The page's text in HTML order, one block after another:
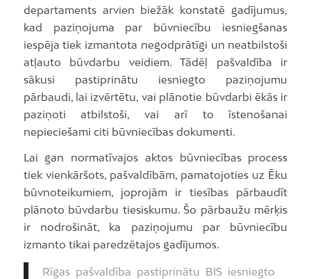
departaments arvien biežāk konstatē gadījumus,
kad paziņojuma par būvniecību iesniegšanas
iespēja tiek izmantota negodprātīgi un neatbilstoši
atļauto būvdarbu veidiem. Tādēļ pašvaldība ir
sākusi pastiprinātu iesniegto paziņojumu
pārbaudi, lai izvērtētu, vai plānotie būvdarbi ēkās ir
paziņoti atbilstoši, vai arī to īstenošanai
nepieciešami citi būvniecības dokumenti.
Lai gan normatīvajos aktos būvniecības process
tiek vienkāršots, pašvaldībām, pamatojoties uz Ēku
būvnoteikumiem, joprojām ir tiesības pārbaudīt
plānoto būvdarbu tiesiskumu. Šo pārbaužu mērķis
ir nodrošināt, ka paziņojumu par būvniecību
izmanto tikai paredzētajos gadījumos.
Rīgas pašvaldība pastiprinātu BIS iesniegto